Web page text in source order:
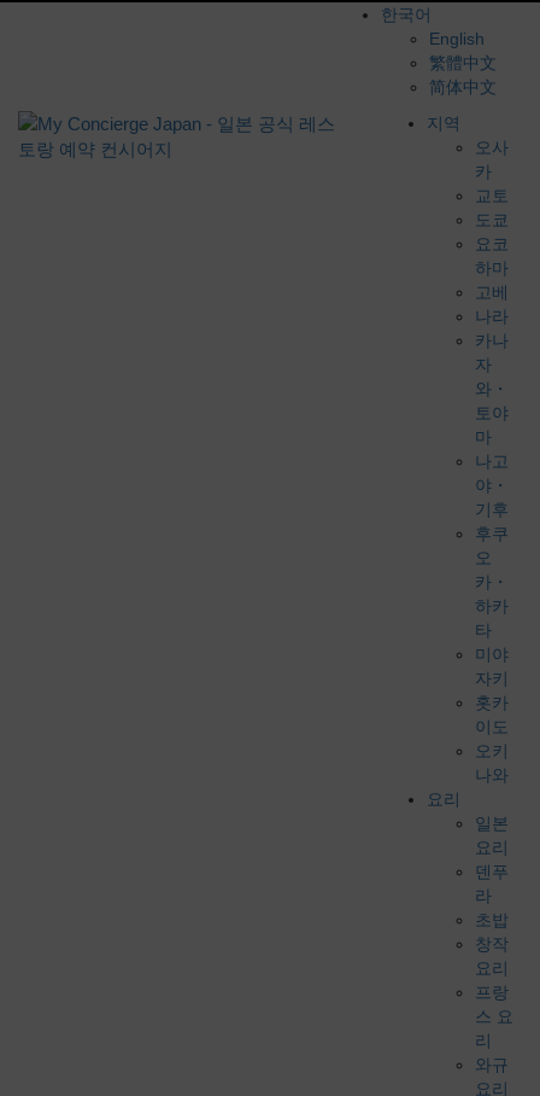
한국어
English
繁體中文
简体中文
지역
오사
카
교토
도쿄
요코
하마
고베
나라
카나
자
와・
토야
마
나고
야・
기후
후쿠
오
카・
하카
타
미야
자키
홋카
이도
오키
나와
요리
일본
요리
덴푸
라
초밥
창작
요리
프랑
스 요
리
와규
요리